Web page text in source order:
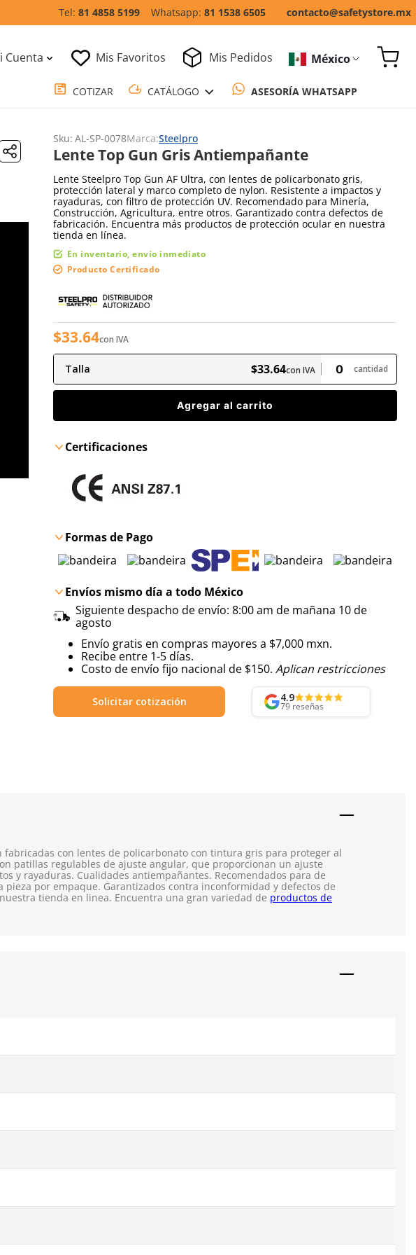
81 4858 5199 81 1538 6505 contacto@safetystore.mx
Cuenta Mis Favoritos Mis Pedidos México
Sku: AL-SP-0078Marca:Steelpro
Lente Top Gun Gris Antiempañante
Lente Steelpro Top Gun AF Ultra, con lentes de policarbonato gris,
protección lateral y marco completo de nylon. Resistente a impactos y
rayaduras, con filtro de protección UV. Recomendado para Minería,
Construcción, Agricultura, entre otros. Garantizado contra defectos de
fabricación. Encuentra más productos de protección ocular en nuestra
tienda en línea.
En inventario, envío inmediato
Producto Certificado
$33.64con IVA
Talla $33.64con IVA cantidad
Agregar al carrito
Certificaciones
Formas de Pago
Envíos mismo día a todo México
Siguiente despacho de envío: 8:00 am de mañana 10 de
agosto
Envío gratis en compras mayores a $7,000 mxn.
Recibe entre 1-5 días.
Costo de envío fijo nacional de $150. Aplican restricciones
Solicitar cotización 4.9
79 reseñas
con lentes de policarbonato con tintura gris para proteger al
patillas regulables de ajuste angular, que proporcionan un ajuste
y rayaduras. Cualidades antiempañantes. Recomendados para de
por empaque. Garantizados contra inconformidad y defectos de
tienda en linea. Encuentra una gran variedad de productos de